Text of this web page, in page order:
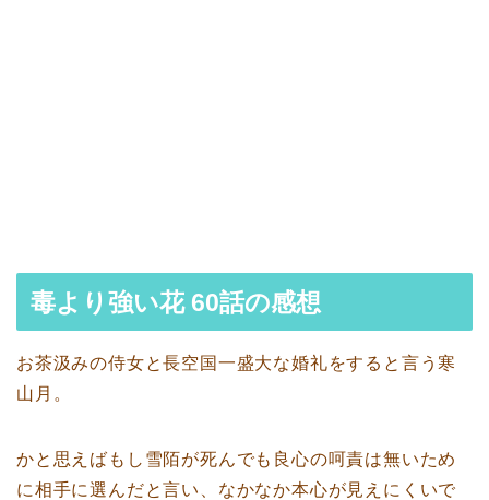
毒より強い花 60話の感想
お茶汲みの侍女と長空国一盛大な婚礼をすると言う寒
山月。
かと思えばもし雪陌が死んでも良心の呵責は無いため
に相手に選んだと言い、なかなか本心が見えにくいで